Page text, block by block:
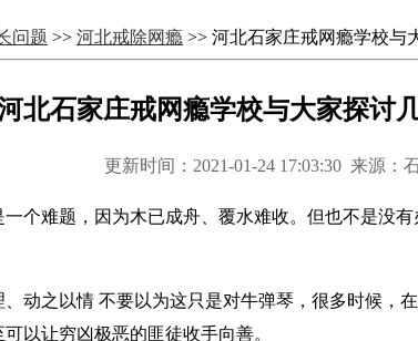
问题 >> 河北戒除网瘾 >> 河北石家庄戒网瘾学校与
北石家庄戒网瘾学校与大家探讨
更新时间：2021-01-24 17:03:30 来源：
难题，因为木已成舟、覆水难收。但也不是没有
之以情 不要以为这只是对牛弹琴，很多时候，
以让穷凶极恶的匪徒收手向善。